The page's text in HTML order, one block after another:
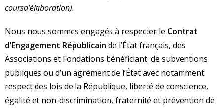
coursd’élaboration).
Nous nous sommes engagés à respecter le Contrat
d’Engagement Républicain de l’État français, des
Associations et Fondations bénéficiant de subventions
publiques ou d’un agrément de l’État avec notamment:
respect des lois de la République, liberté de conscience,
égalité et non-discrimination, fraternité et prévention de